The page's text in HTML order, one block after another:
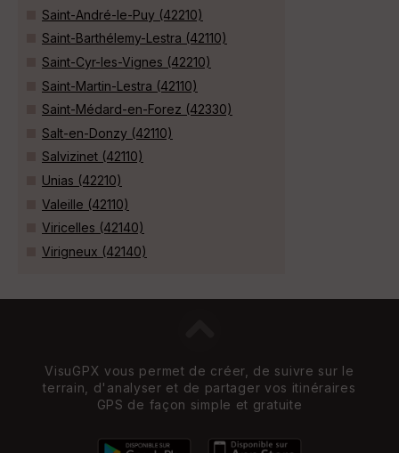
Saint-André-le-Puy (42210)
Saint-Barthélemy-Lestra (42110)
Saint-Cyr-les-Vignes (42210)
Saint-Martin-Lestra (42110)
Saint-Médard-en-Forez (42330)
Salt-en-Donzy (42110)
Salvizinet (42110)
Unias (42210)
Valeille (42110)
Viricelles (42140)
Virigneux (42140)
VisuGPX vous permet de créer, de suivre sur le
terrain, d'analyser et de partager vos itinéraires
GPS de façon simple et gratuite